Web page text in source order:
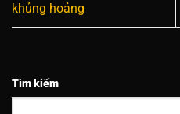
khủng hoảng
Tìm kiếm